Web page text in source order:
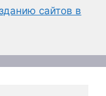
сайтов в